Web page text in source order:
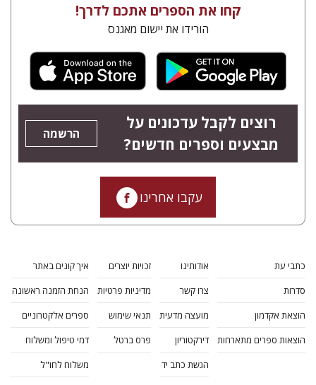
קחו את הספרים אתכם לדרך!
הורידו את יישום מאגנס
רוצים לקבל עדכונים על
מבצעים וספרים חדשים?
הרשמה
עקבו אחרינו
כתבי עת
סדרות
הוצאת אקדמון
הוצאות ספרים מתארחות
אודותינו
צרו קשר
מועצה מדעית
דירקטוריון
הגשת כתב יד
זכויות יוצרים
מדיניות פרטיות
תנאי שימוש
פרס ברטל
איך קונים באתר
הנחת הזמנה ראשונה
ספרים אלקטרוניים
דמי טיפול ומשלוח
משלוח לחו"ל